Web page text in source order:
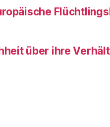
über ihre